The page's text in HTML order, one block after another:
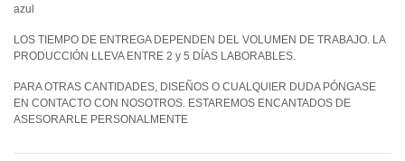
azul
LOS TIEMPO DE ENTREGA DEPENDEN DEL VOLUMEN DE TRABAJO. LA
PRODUCCIÓN LLEVA ENTRE 2 y 5 DÍAS LABORABLES.
PARA OTRAS CANTIDADES, DISEÑOS O CUALQUIER DUDA PÓNGASE
EN CONTACTO CON NOSOTROS. ESTAREMOS ENCANTADOS DE
ASESORARLE PERSONALMENTE